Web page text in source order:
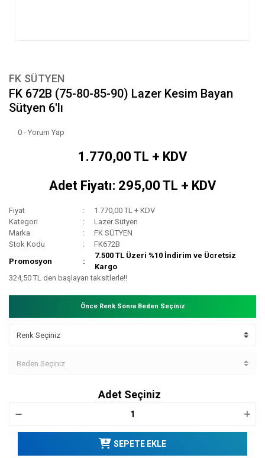
FK SÜTYEN
FK 672B (75-80-85-90) Lazer Kesim Bayan
Sütyen 6'lı
0 - Yorum Yap
1.770,00 TL + KDV
Adet Fiyatı: 295,00 TL + KDV
Fiyat
1.770,00 TL + KDV
Kategori
Lazer Sütyen
Marka
FK SÜTYEN
Stok Kodu
FK672B
Promosyon
7.500 TL Üzeri %10 İndirim ve Ücretsiz
Kargo
324,50 TL den başlayan taksitlerle!!
Önce Renk Sonra Beden Seçiniz
Adet Seçiniz
SEPETE EKLE